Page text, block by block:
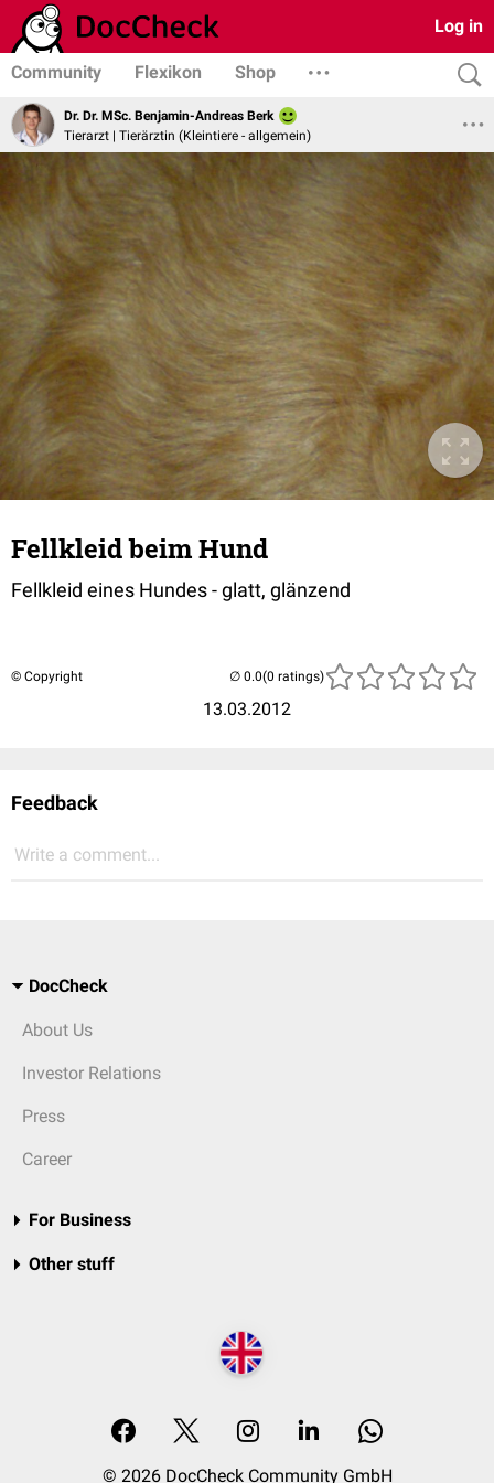
Log in
Community Flexikon Shop
Dr. Dr. MSc. Benjamin-Andreas Berk
Tierarzt | Tierärztin (Kleintiere - allgemein)
Fellkleid beim Hund
Fellkleid eines Hundes - glatt, glänzend
© Copyright
13.03.2012
(0 ratings)
Feedback
Write a comment...
DocCheck
About Us
Investor Relations
Press
Career
For Business
Other stuff
© 2026 DocCheck Community GmbH